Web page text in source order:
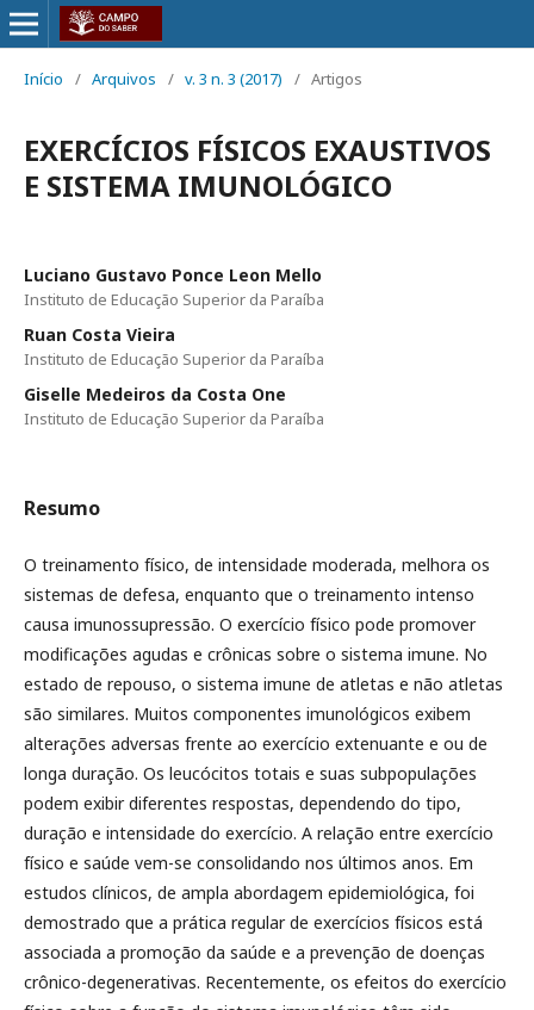
Início / Arquivos / v. 3 n. 3 (2017) / Artigos
EXERCÍCIOS FÍSICOS EXAUSTIVOS
E SISTEMA IMUNOLÓGICO
Luciano Gustavo Ponce Leon Mello
Instituto de Educação Superior da Paraíba
Ruan Costa Vieira
Instituto de Educação Superior da Paraíba
Giselle Medeiros da Costa One
Instituto de Educação Superior da Paraíba
Resumo
O treinamento físico, de intensidade moderada, melhora os
sistemas de defesa, enquanto que o treinamento intenso
causa imunossupressão. O exercício físico pode promover
modificações agudas e crônicas sobre o sistema imune. No
estado de repouso, o sistema imune de atletas e não atletas
são similares. Muitos componentes imunológicos exibem
alterações adversas frente ao exercício extenuante e ou de
longa duração. Os leucócitos totais e suas subpopulações
podem exibir diferentes respostas, dependendo do tipo,
duração e intensidade do exercício. A relação entre exercício
físico e saúde vem-se consolidando nos últimos anos. Em
estudos clínicos, de ampla abordagem epidemiológica, foi
demostrado que a prática regular de exercícios físicos está
associada a promoção da saúde e a prevenção de doenças
crônico-degenerativas. Recentemente, os efeitos do exercício